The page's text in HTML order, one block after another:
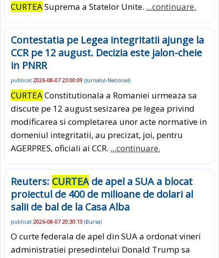
CURTEASuprema a Statelor Unite. ...continuare.
Contestatia pe Legea integritatii ajunge la
CCR pe 12 august. Decizia este jalon-cheie
in PNRR
publicat 2026-08-07 23:00:09 (Jurnalul-National)
CURTEAConstitutionala a Romaniei urmeaza sa
discute pe 12 august sesizarea pe legea privind
modificarea si completarea unor acte normative in
domeniul integritatii, au precizat, joi, pentru
AGERPRES, oficiali ai CCR. ...continuare.
Reuters: CURTEAde apel a SUA a blocat
proiectul de 400 de milioane de dolari al
salii de bal de la Casa Alba
publicat 2026-08-07 20:30:13 (Bursa)
O curte federala de apel din SUA a ordonat vineri
administratiei presedintelui Donald Trump sa